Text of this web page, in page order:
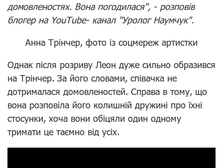
домовленостях. Вона погодилася", - розповів
блогер на YouTube- канал "Уролог Наумчук".
Анна Трінчер, фото із соцмереж артистки
Однак після розриву Леон дуже сильно образився
на Трінчер. За його словами, співачка не
дотрималася домовленостей. Справа в тому, що
вона розповіла його колишній дружині про їхні
стосунки, хоча вони обіцяли один одному
тримати це таємно від усіх.